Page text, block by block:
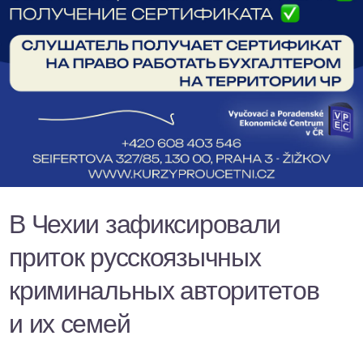
В Чехии зафиксировали
приток русскоязычных
криминальных авторитетов
и их семей